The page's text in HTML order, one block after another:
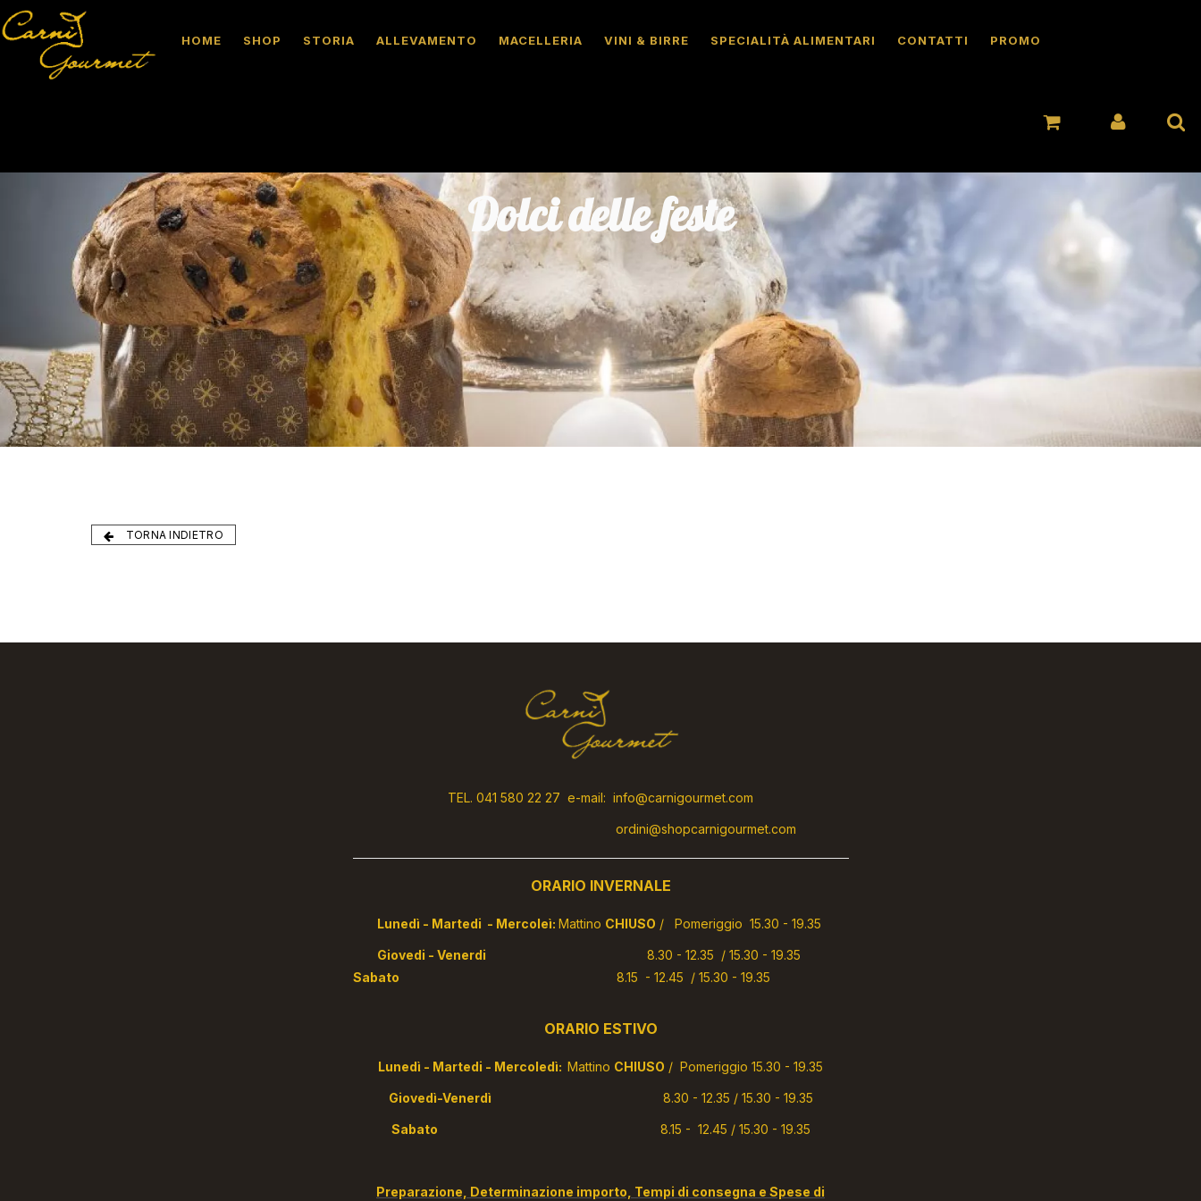
HOME SHOP STORIA ALLEVAMENTO MACELLERIA VINI & BIRRE SPECIALITÀ ALIMENTARI CONTATTI PROMO
Dolci delle feste
TORNA INDIETRO
TEL. 041 580 22 27 e-mail: info@carnigourmet.com
ordini@shopcarnigourmet.com
ORARIO INVERNALE
Lunedì - Martedi - Mercoleì: Mattino CHIUSO / Pomeriggio 15.30 - 19.35
Giovedi - Venerdi 8.30 - 12.35 / 15.30 - 19.35
Sabato 8.15 - 12.45 / 15.30 - 19.35
ORARIO ESTIVO
Lunedì - Martedi - Mercoledì: Mattino CHIUSO / Pomeriggio 15.30 - 19.35
Giovedì-Venerdì 8.30 - 12.35 / 15.30 - 19.35
Sabato 8.15 - 12.45 / 15.30 - 19.35
Preparazione, Determinazione importo, Tempi di consegna e Spese di